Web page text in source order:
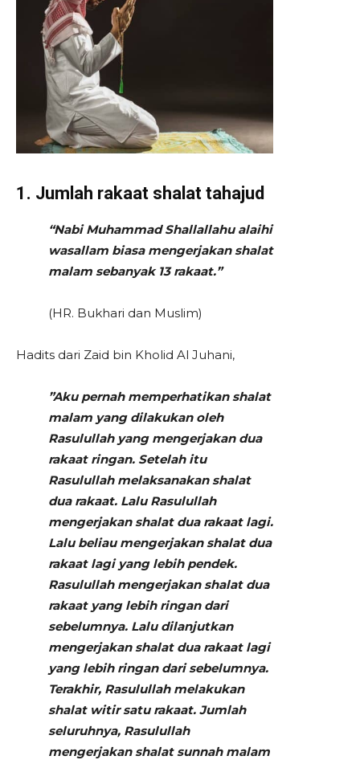
1. Jumlah rakaat shalat tahajud
“Nabi Muhammad Shallallahu alaihi
wasallam biasa mengerjakan shalat
malam sebanyak 13 rakaat.”
(HR. Bukhari dan Muslim)
Hadits dari Zaid bin Kholid Al Juhani,
”Aku pernah memperhatikan shalat
malam yang dilakukan oleh
Rasulullah yang mengerjakan dua
rakaat ringan. Setelah itu
Rasulullah melaksanakan shalat
dua rakaat. Lalu Rasulullah
mengerjakan shalat dua rakaat lagi.
Lalu beliau mengerjakan shalat dua
rakaat lagi yang lebih pendek.
Rasulullah mengerjakan shalat dua
rakaat yang lebih ringan dari
sebelumnya. Lalu dilanjutkan
mengerjakan shalat dua rakaat lagi
yang lebih ringan dari sebelumnya.
Terakhir, Rasulullah melakukan
shalat witir satu rakaat. Jumlah
seluruhnya, Rasulullah
mengerjakan shalat sunnah malam